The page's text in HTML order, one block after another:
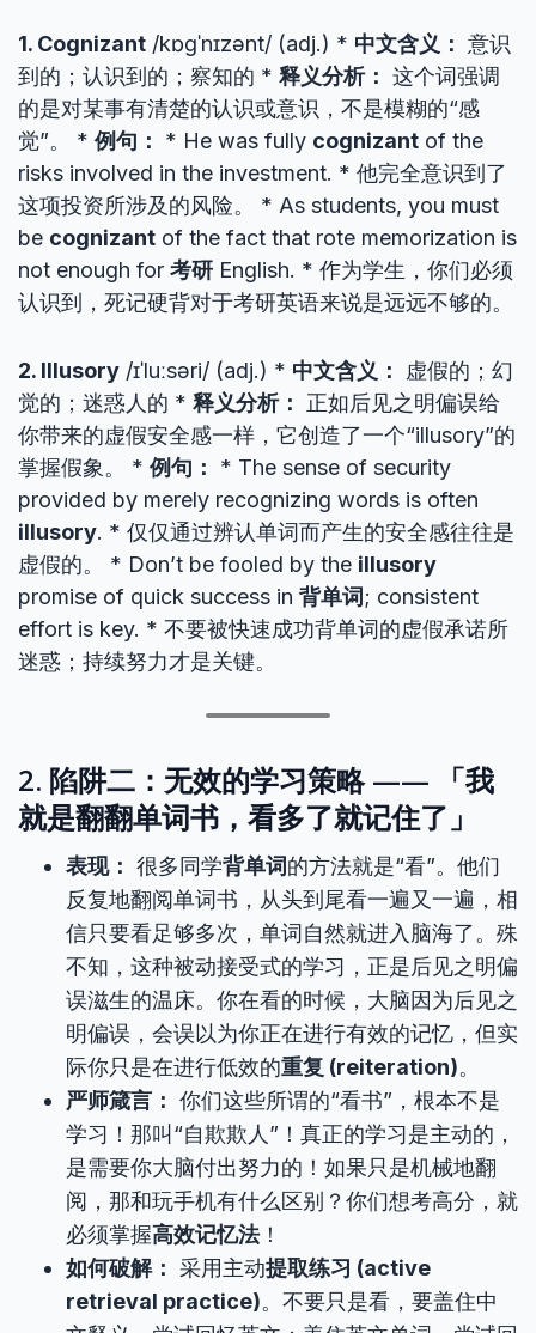
1. Cognizant /kɒɡˈnɪzənt/ (adj.) * 中文含义： 意识
到的；认识到的；察知的 * 释义分析： 这个词强调
的是对某事有清楚的认识或意识，不是模糊的“感
觉”。 * 例句： * He was fully cognizant of the
risks involved in the investment. * 他完全意识到了
这项投资所涉及的风险。 * As students, you must
be cognizant of the fact that rote memorization is
not enough for 考研 English. * 作为学生，你们必须
认识到，死记硬背对于考研英语来说是远远不够的。
2. Illusory /ɪˈluːsəri/ (adj.) * 中文含义：
虚假的；幻
觉的；迷惑人的 * 释义分析：
正如后见之明偏误给
你带来的虚假安全感一样，它创造了一个“illusory”的
掌握假象。 * 例句：
* The sense of security
provided by merely recognizing words is often
illusory. * 仅仅通过辨认单词而产生的安全感往往是
虚假的。 * Don’t be fooled by the illusory
promise of quick success in 背单词 ; consistent
effort is key. * 不要被快速成功背单词的虚假承诺所
迷惑；持续努力才是关键。
2. 陷阱二：无效的学习策略 —— 「我
就是翻翻单词书，看多了就记住了」
表现： 很多同学背单词的方法就是“看”。他们
反复地翻阅单词书，从头到尾看一遍又一遍，相
信只要看足够多次，单词自然就进入脑海了。殊
不知，这种被动接受式的学习，正是后见之明偏
误滋生的温床。你在看的时候，大脑因为后见之
明偏误，会误以为你正在进行有效的记忆，但实
际你只是在进行低效的重复 (reiteration)。
严师箴言： 你们这些所谓的“看书”，根本不是
学习！那叫“自欺欺人”！真正的学习是主动的，
是需要你大脑付出努力的！如果只是机械地翻
阅，那和玩手机有什么区别？你们想考高分，就
必须掌握高效记忆法！
如何破解： 采用主动提取练习 (active
retrieval practice)。不要只是看，要盖住中